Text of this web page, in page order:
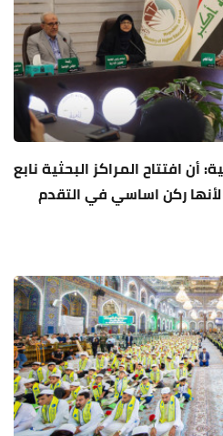
أن افتتاح المراكز البحثية نابع
ركن اساسي في التقدم